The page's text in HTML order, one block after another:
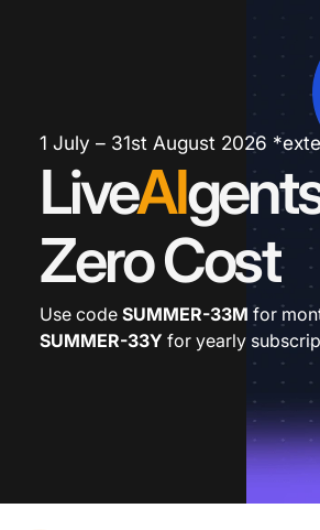
1 July – 31st August 2026
LiveAI
Zero Cost
Use code SUMMER-33M for
SUMMER-33Y for yearly